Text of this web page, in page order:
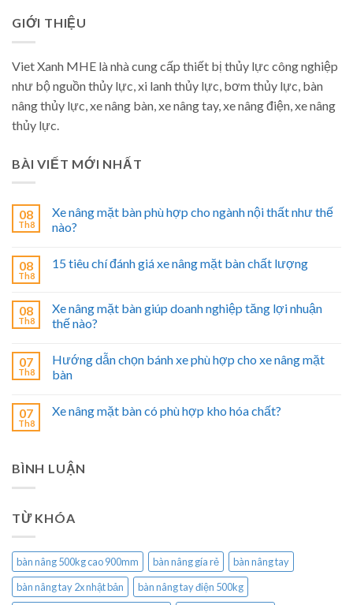
GIỚI THIỆU
Viet Xanh MHE là nhà cung cấp thiết bị thủy lực công nghiệp
như bộ nguồn thủy lực, xi lanh thủy lực, bơm thủy lực, bàn
nâng thủy lực, xe nâng bàn, xe nâng tay, xe nâng điện, xe nâng
thủy lực.
BÀI VIẾT MỚI NHẤT
08
Th8
Xe nâng mặt bàn phù hợp cho ngành nội thất như thế
nào?
08
Th8
15 tiêu chí đánh giá xe nâng mặt bàn chất lượng
08
Th8
Xe nâng mặt bàn giúp doanh nghiệp tăng lợi nhuận
thế nào?
07
Th8
Hướng dẫn chọn bánh xe phù hợp cho xe nâng mặt
bàn
07
Th8
Xe nâng mặt bàn có phù hợp kho hóa chất?
BÌNH LUẬN
TỪ KHÓA
bàn nâng 500kg cao 900mm bàn nâng gía rẻ
bàn nâng tay
bàn nâng tay 2x nhật bản
bàn nâng tay điện 500kg